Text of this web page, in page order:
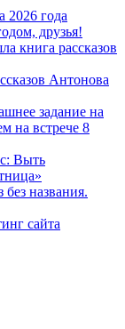
2026 года
друзья!
книга рассказов
Антонова
задание на
на встрече 8
Выть
без названия.
сайта